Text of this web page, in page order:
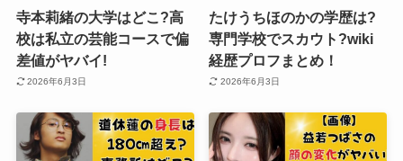
寺本莉緒の大学はどこ?高
校は私立の芸能コースで偏
差値がヤバイ!
2026年6月3日
たけうちほのかの学歴は?
専門学校でスカウト?wiki
経歴プロフまとめ！
2026年6月3日